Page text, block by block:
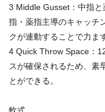
3 Middle Gusset：中指
指・薬指主導のキャッチ
クが連動することで力ま
4 Quick Throw Space：
スが確保されるため、素
とができる。
軟式